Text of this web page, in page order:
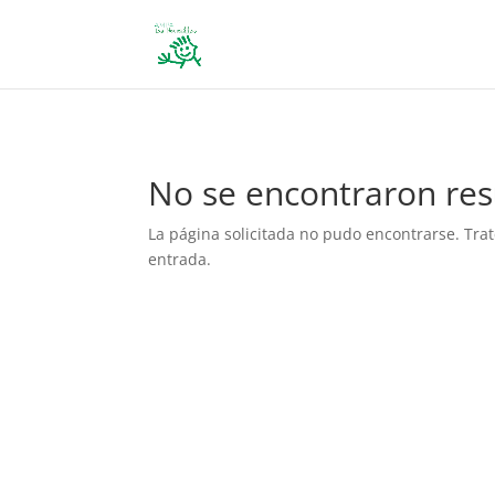
No se encontraron
La página solicitada no pudo encontrarse.
entrada.